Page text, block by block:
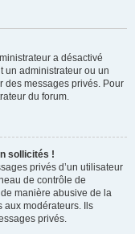
a désactivé
un administrateur ou un
des messages privés. Pour
du forum.
sollicités !
privés d’un utilisateur
de contrôle de
manière abusive de la
aux modérateurs. Ils
privés.